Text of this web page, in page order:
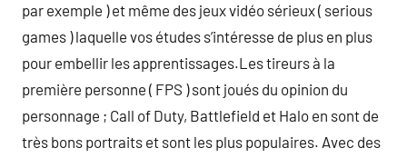
par exemple ) et même des jeux vidéo sérieux ( serious
games ) laquelle vos études s’intéresse de plus en plus
pour embellir les apprentissages.Les tireurs à la
première personne ( FPS ) sont joués du opinion du
personnage ; Call of Duty, Battlefield et Halo en sont de
très bons portraits et sont les plus populaires. Avec des